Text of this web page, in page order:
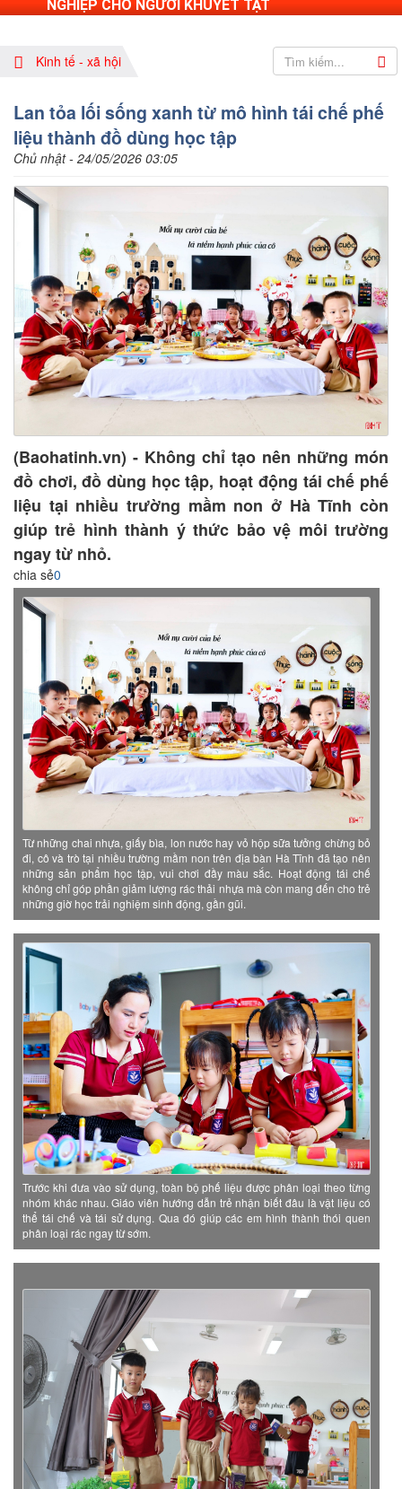
NGHIỆP CHO NGƯỜI KHUYẾT TẬT
Kinh tế - xã hội
Lan tỏa lối sống xanh từ mô hình tái chế phế
liệu thành đồ dùng học tập
Chủ nhật - 24/05/2026 03:05
(Baohatinh.vn) - Không chỉ tạo nên những món
đồ chơi, đồ dùng học tập, hoạt động tái chế phế
liệu tại nhiều trường mầm non ở Hà Tĩnh còn
giúp trẻ hình thành ý thức bảo vệ môi trường
ngay từ nhỏ.
chia sẻ0
Từ những chai nhựa, giấy bìa, lon nước hay vỏ hộp sữa tưởng chừng bỏ
đi, cô và trò tại nhiều trường mầm non trên địa bàn Hà Tĩnh đã tạo nên
những sản phẩm học tập, vui chơi đầy màu sắc. Hoạt động tái chế
không chỉ góp phần giảm lượng rác thải nhựa mà còn mang đến cho trẻ
những giờ học trải nghiệm sinh động, gần gũi.
Trước khi đưa vào sử dụng, toàn bộ phế liệu được phân loại theo từng
nhóm khác nhau. Giáo viên hướng dẫn trẻ nhận biết đâu là vật liệu có
thể tái chế và tái sử dụng. Qua đó giúp các em hình thành thói quen
phân loại rác ngay từ sớm.